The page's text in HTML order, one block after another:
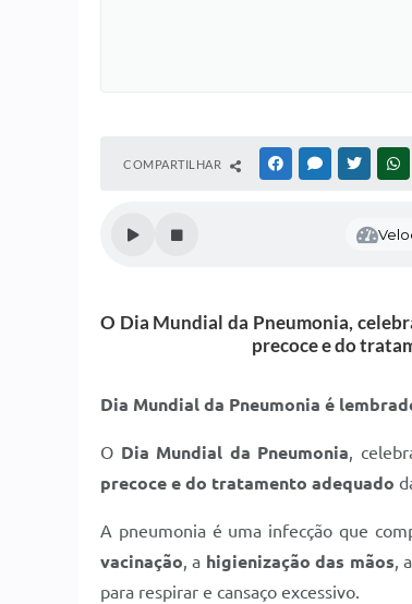
COMPARTILHAR FACEBOOKMESSENGER
TWITTER
O Dia Mundial da Pneumonia,
precoce e do
Dia Mundial da Pneumonia é
O Dia Mundial da Pneumonia,
precoce e do tratamento adequado
A pneumonia é uma infecção que
vacinação, a higienização das mãos,
para respirar e cansaço excessivo.